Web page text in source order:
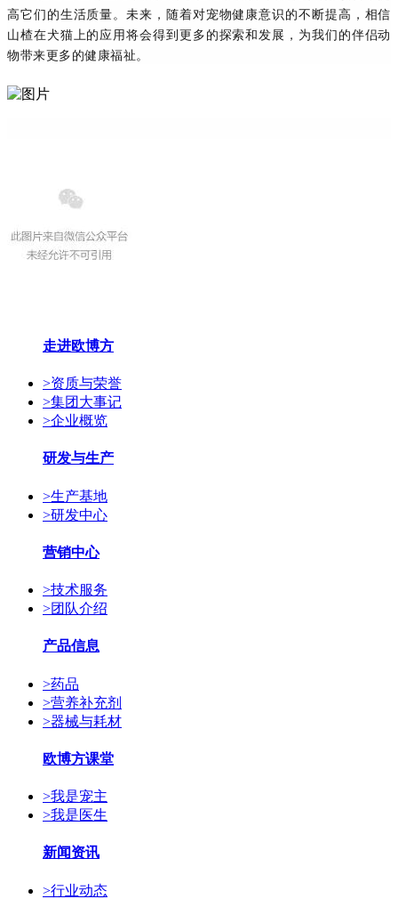
高它们的生活质量。未来，随着对宠物健康意识的不断提高，相信
山楂在犬猫上的应用将会得到更多的探索和发展，为我们的伴侣动
物带来更多的健康福祉。
走进欧博方
>资质与荣誉
>集团大事记
>企业概览
研发与生产
>生产基地
>研发中心
营销中心
>技术服务
>团队介绍
产品信息
>药品
>营养补充剂
>器械与耗材
欧博方课堂
>我是宠主
>我是医生
新闻资讯
>行业动态